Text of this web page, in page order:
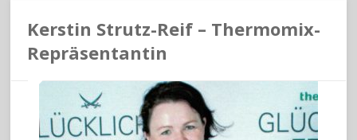
Kerstin Strutz-Reif – Thermomix-
Repräsentantin